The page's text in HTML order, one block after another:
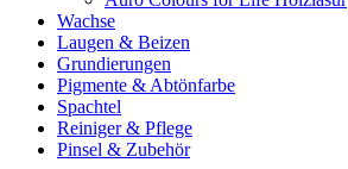
Wachse
Laugen & Beizen
Grundierungen
Pigmente & Abtönfarbe
Spachtel
Reiniger & Pflege
Pinsel & Zubehör